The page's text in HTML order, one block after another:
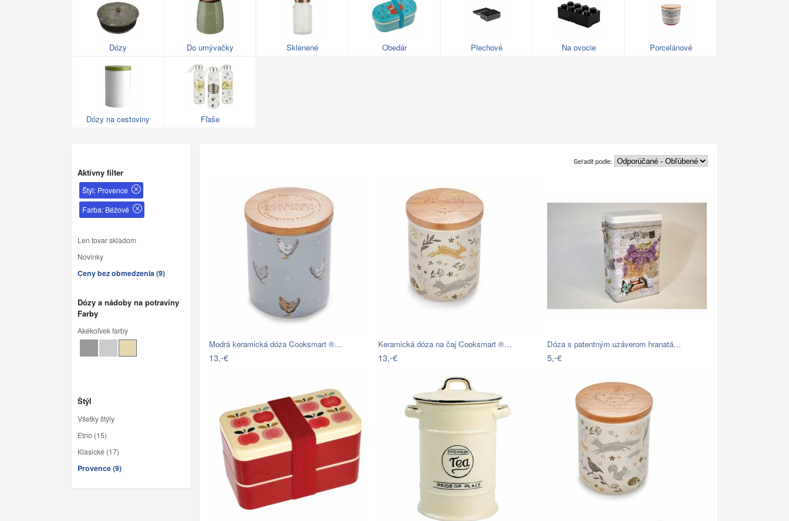
Dózy Do umývačky Sklenené Obedár Plechové Na ovocie Porcelánové
Dózy na cestoviny Fľaše
Aktívny filter
Štýl: Provence
Farba: Béžové
Len tovar skladom
Novinky
Ceny bez obmedzenia (9)
Dózy a nádoby na potraviny
Farby
Akékoľvek farby
Štýl
Všetky štýly
Etno (15)
Klasické (17)
Provence (9)
Seřadit podle:
Modrá keramická dóza Cooksmart ®…
13,-€
Keramická dóza na čaj Cooksmart ®…
13,-€
Dóza s patentným uzáverom hranatá…
5,-€